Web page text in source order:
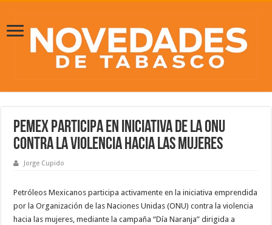
Pemex participa en iniciativa de la ONU
contra la violencia hacia las mujeres
Jorge Cupido
Petróleos Mexicanos participa activamente en la iniciativa emprendida
por la Organización de las Naciones Unidas (ONU) contra la violencia
hacia las mujeres, mediante la campaña “Día Naranja” dirigida a